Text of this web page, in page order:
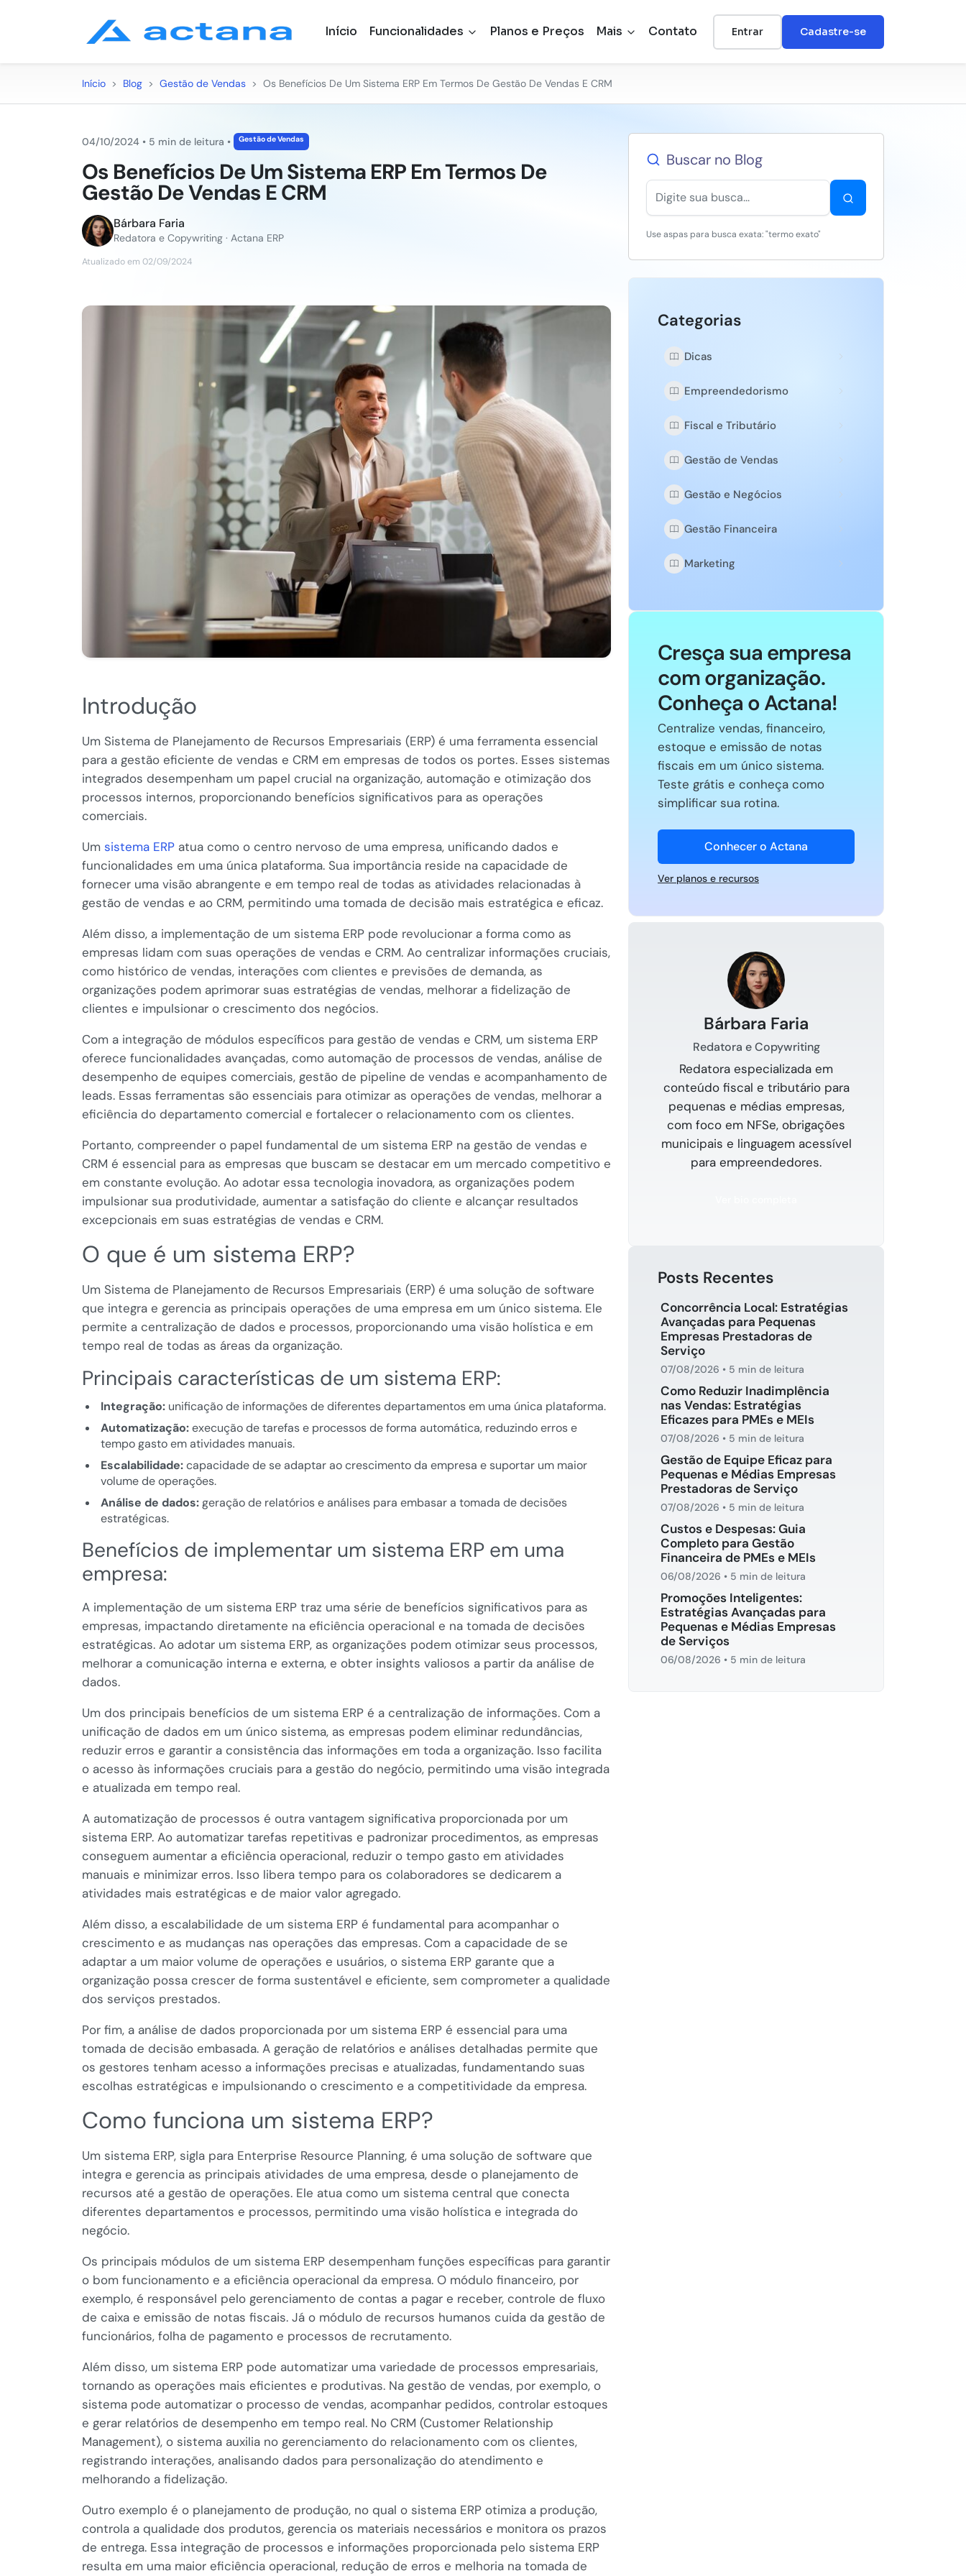
Início Funcionalidades Planos e Preços Mais Contato Entrar Cadastre-se
Início > Blog > Gestão de Vendas > Os Benefícios De Um Sistema ERP Em Termos De Gestão De Vendas E CRM
04/10/2024 • 5 min de leitura • Gestão de Vendas
Os Benefícios De Um Sistema ERP Em Termos De
Gestão De Vendas E CRM
Bárbara Faria
Redatora e Copywriting · Actana ERP
Atualizado em 02/09/2024
Introdução
Um Sistema de Planejamento de Recursos Empresariais (ERP) é uma ferramenta essencial
para a gestão eficiente de vendas e CRM em empresas de todos os portes. Esses sistemas
integrados desempenham um papel crucial na organização, automação e otimização dos
processos internos, proporcionando benefícios significativos para as operações
comerciais.
Um sistema ERP atua como o centro nervoso de uma empresa, unificando dados e
funcionalidades em uma única plataforma. Sua importância reside na capacidade de
fornecer uma visão abrangente e em tempo real de todas as atividades relacionadas à
gestão de vendas e ao CRM, permitindo uma tomada de decisão mais estratégica e eficaz.
Além disso, a implementação de um sistema ERP pode revolucionar a forma como as
empresas lidam com suas operações de vendas e CRM. Ao centralizar informações cruciais,
como histórico de vendas, interações com clientes e previsões de demanda, as
organizações podem aprimorar suas estratégias de vendas, melhorar a fidelização de
clientes e impulsionar o crescimento dos negócios.
Com a integração de módulos específicos para gestão de vendas e CRM, um sistema ERP
oferece funcionalidades avançadas, como automação de processos de vendas, análise de
desempenho de equipes comerciais, gestão de pipeline de vendas e acompanhamento de
leads. Essas ferramentas são essenciais para otimizar as operações de vendas, melhorar a
eficiência do departamento comercial e fortalecer o relacionamento com os clientes.
Portanto, compreender o papel fundamental de um sistema ERP na gestão de vendas e
CRM é essencial para as empresas que buscam se destacar em um mercado competitivo e
em constante evolução. Ao adotar essa tecnologia inovadora, as organizações podem
impulsionar sua produtividade, aumentar a satisfação do cliente e alcançar resultados
excepcionais em suas estratégias de vendas e CRM.
O que é um sistema ERP?
Um Sistema de Planejamento de Recursos Empresariais (ERP) é uma solução de software
que integra e gerencia as principais operações de uma empresa em um único sistema. Ele
permite a centralização de dados e processos, proporcionando uma visão holística e em
tempo real de todas as áreas da organização.
Principais características de um sistema ERP:
Integração:unificação de informações de diferentes departamentos em uma única plataforma.
Automatização:execução de tarefas e processos de forma automática, reduzindo erros e
tempo gasto em atividades manuais.
Escalabilidade:capacidade de se adaptar ao crescimento da empresa e suportar um maior
volume de operações.
Análise de dados:geração de relatórios e análises para embasar a tomada de decisões
estratégicas.
Benefícios de implementar um sistema ERP em uma
empresa:
A implementação de um sistema ERP traz uma série de benefícios significativos para as
empresas, impactando diretamente na eficiência operacional e na tomada de decisões
estratégicas. Ao adotar um sistema ERP, as organizações podem otimizar seus processos,
melhorar a comunicação interna e externa, e obter insights valiosos a partir da análise de
dados.
Um dos principais benefícios de um sistema ERP é a centralização de informações. Com a
unificação de dados em um único sistema, as empresas podem eliminar redundâncias,
reduzir erros e garantir a consistência das informações em toda a organização. Isso facilita
o acesso às informações cruciais para a gestão do negócio, permitindo uma visão integrada
e atualizada em tempo real.
A automatização de processos é outra vantagem significativa proporcionada por um
sistema ERP. Ao automatizar tarefas repetitivas e padronizar procedimentos, as empresas
conseguem aumentar a eficiência operacional, reduzir o tempo gasto em atividades
manuais e minimizar erros. Isso libera tempo para os colaboradores se dedicarem a
atividades mais estratégicas e de maior valor agregado.
Além disso, a escalabilidade de um sistema ERP é fundamental para acompanhar o
crescimento e as mudanças nas operações das empresas. Com a capacidade de se
adaptar a um maior volume de operações e usuários, o sistema ERP garante que a
organização possa crescer de forma sustentável e eficiente, sem comprometer a qualidade
dos serviços prestados.
Por fim, a análise de dados proporcionada por um sistema ERP é essencial para uma
tomada de decisão embasada. A geração de relatórios e análises detalhadas permite que
os gestores tenham acesso a informações precisas e atualizadas, fundamentando suas
escolhas estratégicas e impulsionando o crescimento e a competitividade da empresa.
Como funciona um sistema ERP?
Um sistema ERP, sigla para Enterprise Resource Planning, é uma solução de software que
integra e gerencia as principais atividades de uma empresa, desde o planejamento de
recursos até a gestão de operações. Ele atua como um sistema central que conecta
diferentes departamentos e processos, permitindo uma visão holística e integrada do
negócio.
Os principais módulos de um sistema ERP desempenham funções específicas para garantir
o bom funcionamento e a eficiência operacional da empresa. O módulo financeiro, por
exemplo, é responsável pelo gerenciamento de contas a pagar e receber, controle de fluxo
de caixa e emissão de notas fiscais. Já o módulo de recursos humanos cuida da gestão de
funcionários, folha de pagamento e processos de recrutamento.
Além disso, um sistema ERP pode automatizar uma variedade de processos empresariais,
tornando as operações mais eficientes e produtivas. Na gestão de vendas, por exemplo, o
sistema pode automatizar o processo de vendas, acompanhar pedidos, controlar estoques
e gerar relatórios de desempenho em tempo real. No CRM (Customer Relationship
Management), o sistema auxilia no gerenciamento do relacionamento com os clientes,
registrando interações, analisando dados para personalização do atendimento e
melhorando a fidelização.
Outro exemplo é o planejamento de produção, no qual o sistema ERP otimiza a produção,
controla a qualidade dos produtos, gerencia os materiais necessários e monitora os prazos
de entrega. Essa integração de processos e informações proporcionada pelo sistema ERP
resulta em uma maior eficiência operacional, redução de erros e melhoria na tomada de
Buscar no Blog
Use aspas para busca exata: "termo exato"
Categorias
Dicas
Empreendedorismo
Fiscal e Tributário
Gestão de Vendas
Gestão e Negócios
Gestão Financeira
Marketing
Cresça sua empresa
com organização.
Conheça o Actana!
Centralize vendas, financeiro,
estoque e emissão de notas
fiscais em um único sistema.
Teste grátis e conheça como
simplificar sua rotina.
Conhecer o Actana
Ver planos e recursos
Bárbara Faria
Redatora e Copywriting
Redatora especializada em
conteúdo fiscal e tributário para
pequenas e médias empresas,
com foco em NFSe, obrigações
municipais e linguagem acessível
para empreendedores.
Posts Recentes
Concorrência Local: Estratégias
Avançadas para Pequenas
Empresas Prestadoras de
Serviço
07/08/2026 • 5 min de leitura
Como Reduzir Inadimplência
nas Vendas: Estratégias
Eficazes para PMEs e MEIs
07/08/2026 • 5 min de leitura
Gestão de Equipe Eficaz para
Pequenas e Médias Empresas
Prestadoras de Serviço
07/08/2026 • 5 min de leitura
Custos e Despesas: Guia
Completo para Gestão
Financeira de PMEs e MEIs
06/08/2026 • 5 min de leitura
Promoções Inteligentes:
Estratégias Avançadas para
Pequenas e Médias Empresas
de Serviços
06/08/2026 • 5 min de leitura